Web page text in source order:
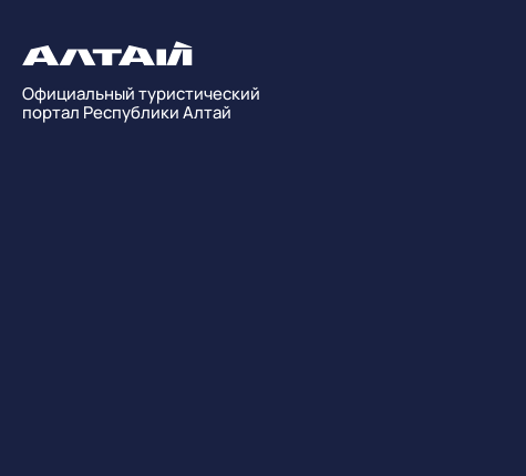
Официальный туристический
портал Республики Алтай